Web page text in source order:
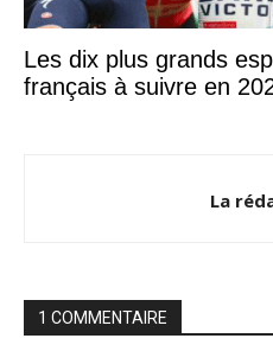
Les dix plus grands
français à suivre en
La
1 COMMENTAIRE